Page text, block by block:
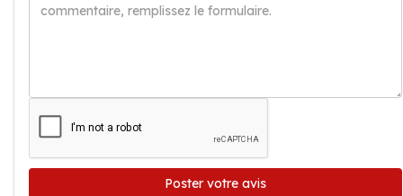
Poster votre avis